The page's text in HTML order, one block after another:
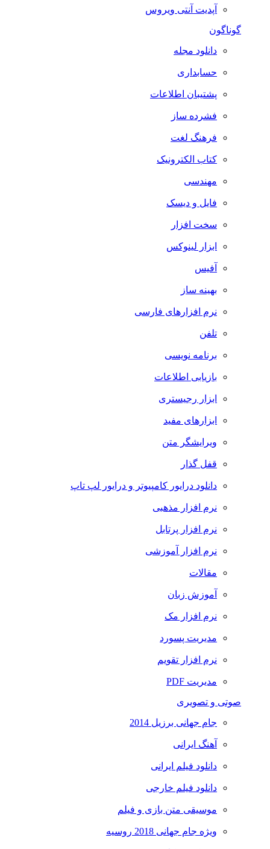
آپدیت آنتی ویروس
گوناگون
دانلود مجله
حسابداری
پشتیبان اطلاعات
فشرده ساز
فرهنگ لغت
کتاب الکترونیک
مهندسی
فایل و دیسک
سخت افزار
ابزار لینوکس
آفیس
بهینه ساز
نرم افزارهای فارسی
تلفن
برنامه نویسی
بازیابی اطلاعات
ابزار رجیستری
ابزارهای مفید
ویرایشگر متن
قفل گذار
دانلود درایور کامپیوتر و درایور لپ تاپ
نرم افزار مذهبی
نرم افزار پرتابل
نرم افزار آموزشی
مقالات
آموزش زبان
نرم افزار مک
مدیریت پسورد
نرم افزار تقویم
مدیریت PDF
صوتی و تصویری
جام جهانی برزیل 2014
آهنگ ایرانی
دانلود فیلم ایرانی
دانلود فیلم خارجی
موسیقی متن بازی و فیلم
ویژه جام جهانی 2018 روسیه